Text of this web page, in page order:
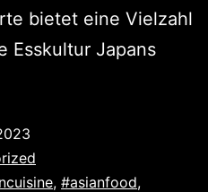
bietet eine Vielzahl
Esskultur Japans
, #asianfood,